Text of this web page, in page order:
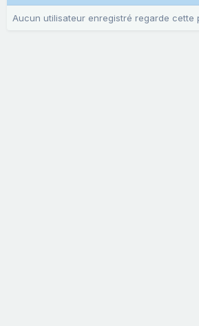
Aucun utilisateur enregistré regarde cette